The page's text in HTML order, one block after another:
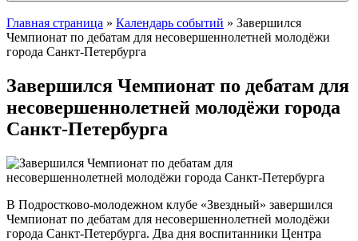
Главная страница » Календарь событий » Завершился
Чемпионат по дебатам для несовершеннолетней молодёжи
города Санкт-Петербурга
Завершился Чемпионат по дебатам для
несовершеннолетней молодёжи города
Санкт-Петербурга
В Подростково-молодежном клубе «Звездный» завершился
Чемпионат по дебатам для несовершеннолетней молодёжи
города Санкт-Петербурга. Два дня воспитанники Центра